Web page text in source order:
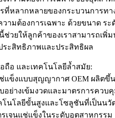
ที่หลากหลายของกระบวนการท
ามต้องการเฉพาะ ด้วยขนาด
วยให้ลูกค้าของเราสามารถเ
ระสิทธิภาพและประสิทธิผล
อ และเทคโนโลยีล้ำสมัย:
แข็งแบบสุญญากาศ OEM ผลิต
อย่างเข้มงวดและมาตรการค
โนโลยีขั้นสูงและโซลูชันที่เป็นน
เจนแช่แข็งในระดับอุตสาหกรรม